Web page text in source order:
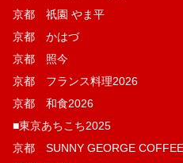
京都 祇園 やま平
京都 かはづ
京都 照今
京都 フランス料理2026
京都 和食2026
■東京あちこち2025
京都 SUNNY GEORGE COFFEE